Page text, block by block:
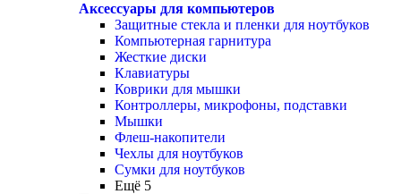
Аксессуары для компьютеров
Защитные стекла и пленки для ноутбуков
Компьютерная гарнитура
Жесткие диски
Клавиатуры
Коврики для мышки
Контроллеры, микрофоны, подставки
Мышки
Флеш-накопители
Чехлы для ноутбуков
Сумки для ноутбуков
Ещё 5